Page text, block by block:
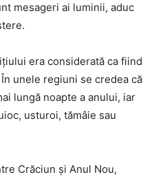
mesageri ai luminii, aduc
era considerată ca fiind
unele regiuni se credea că
lungă noapte a anului, iar
usturoi, tămâie sau
Crăciun şi Anul Nou,